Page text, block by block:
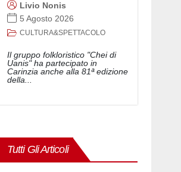
Livio Nonis
5 Agosto 2026
CULTURA&SPETTACOLO
Il gruppo folkloristico "Chei di
Uanis" ha partecipato in
Carinzia anche alla 81ª edizione
della...
Tutti Gli Articoli